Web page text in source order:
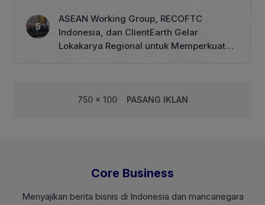
ASEAN Working Group, RECOFTC
Indonesia, dan ClientEarth Gelar
Lokakarya Regional untuk Memperkuat
750 x 100 PASANG IKLAN
Core Business
Menyajikan berita bisnis di Indonesia dan mancanegara